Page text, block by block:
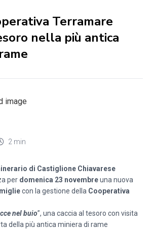
Terramare
nella più antica
2 min
di Castiglione Chiavarese
per domenica 23 novembreuna nuova
con la gestione della Cooperativa
nel buio”, una caccia al tesoro con visita
della più antica miniera di rame